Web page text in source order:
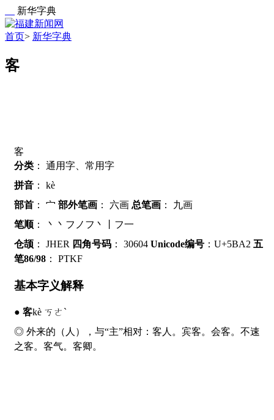
新华字典
首页> 新华字典
客
客
分类 ： 通用字、常用字
拼音 ： kè
部首 ： 宀 部外笔画 ： 六画 总笔画 ： 九画
笔顺 ：
丶丶フノフ丶丨フ一
仓颉 ： JHER 四角号码 ： 30604 Unicode编号 ：U+5BA2 五
笔86/98 ： PTKF
基本字义解释
客kè ㄎㄜˋ
◎ 外来的（人），与“主”相对： 客 人。宾客。会客。不速
之客。 客气。 客卿。